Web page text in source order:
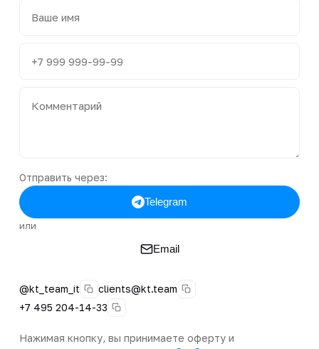
Отправить через:
Telegram
или
Email
@kt_team_it
clients@kt.team
+7 495 204-14-33
Нажимая кнопку, вы принимаете оферту и